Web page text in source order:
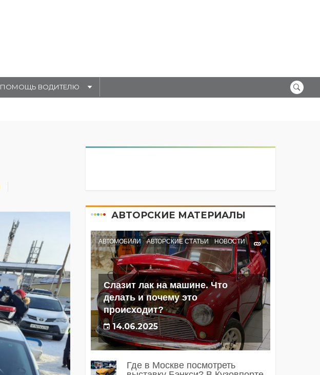
ПОМОЩЬ ВОДИТЕЛЮ
АВТОРСКИЕ МАТЕРИАЛЫ
АВТОМОБИЛИ АВТОРСКИЕ СТАТЬИ НОВОСТИ
Слазит лак на машине. Что
делать и почему это
происходит?
14.06.2025
Где в Москве посмотреть